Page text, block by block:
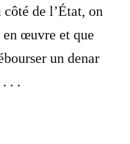
de l’État, on
en œuvre et que
un denar
. .